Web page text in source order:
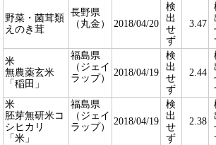
野菜・菌茸類
えのき茸
長野県
（丸金）
2018/04/20
検
出
せ
ず
3.47
米
無農薬玄米
「稲田」
福島県
（ジェイ
ラップ）
2018/04/19
検
出
せ
ず
2.44
米
胚芽無研米コ
シヒカリ
「米」
福島県
（ジェイ
ラップ）
2018/04/19
検
出
せ
ず
2.38